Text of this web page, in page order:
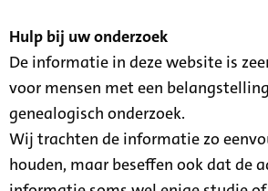
Hulp bij uw onderzoek
De informatie in deze website is
voor mensen met een
genealogisch onderzoek.
Wij trachten de informatie zo
houden, maar beseffen ook dat de